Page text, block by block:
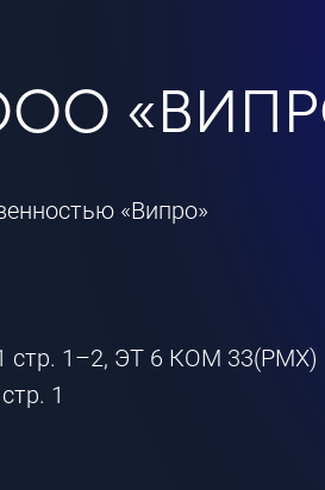
«Випро»
стр. 1–2, ЭТ 6 КОМ 33(РМХ)
1